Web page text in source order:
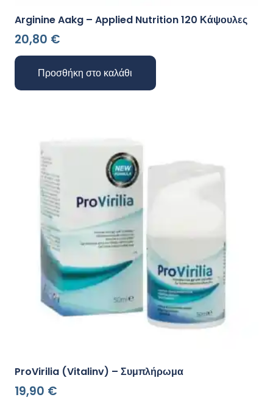
Arginine Aakg – Applied Nutrition 120 Κάψουλες
20,80 €
Προσθήκη στο καλάθι
ProVirilia (Vitalinv) – Συμπλήρωμα
19,90 €